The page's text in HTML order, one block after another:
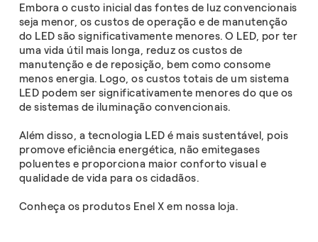
Embora o custo inicial das fontes de luz convencionais
seja menor, os custos de operação e de manutenção
do LED são significativamente menores. O LED, por ter
uma vida útil mais longa, reduz os custos de
manutenção e de reposição, bem como consome
menos energia. Logo, os custos totais de um sistema
LED podem ser significativamente menores do que os
de sistemas de iluminação convencionais.
Além disso, a tecnologia LED é mais sustentável, pois
promove eficiência energética, não emitegases
poluentes e proporciona maior conforto visual e
qualidade de vida para os cidadãos.
Conheça os produtos Enel X em nossa loja.